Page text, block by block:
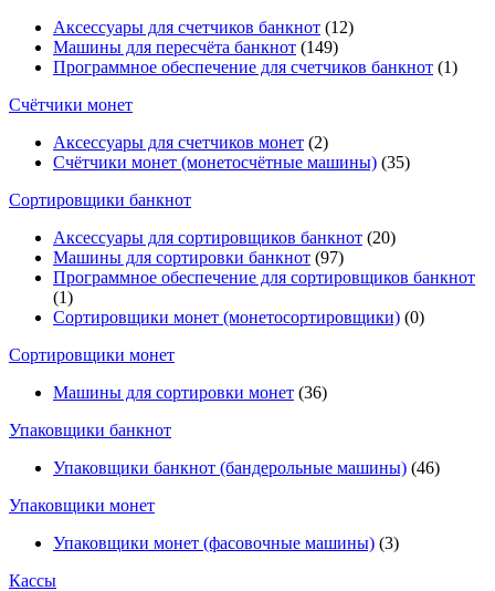
Аксессуары для счетчиков банкнот (12)
Машины для пересчёта банкнот (149)
Программное обеспечение для счетчиков банкнот (1)
Счётчики монет
Аксессуары для счетчиков монет (2)
Счётчики монет (монетосчётные машины) (35)
Cортировщики банкнот
Аксессуары для сортировщиков банкнот (20)
Машины для сортировки банкнот (97)
Программное обеспечение для сортировщиков банкнот
(1)
Сортировщики монет (монетосортировщики) (0)
Сортировщики монет
Машины для сортировки монет (36)
Упаковщики банкнот
Упаковщики банкнот (бандерольные машины) (46)
Упаковщики монет
Упаковщики монет (фасовочные машины) (3)
Кассы